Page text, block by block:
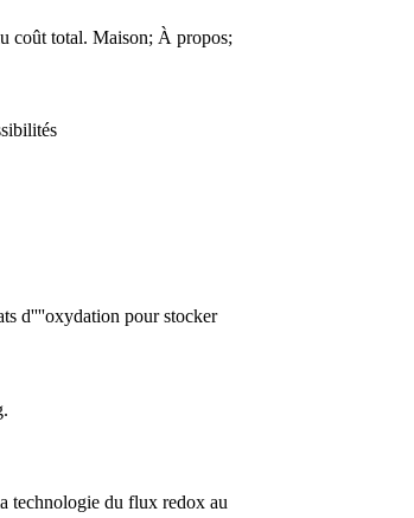
coût total. Maison; À propos;
d''''oxydation pour stocker
technologie du flux redox au